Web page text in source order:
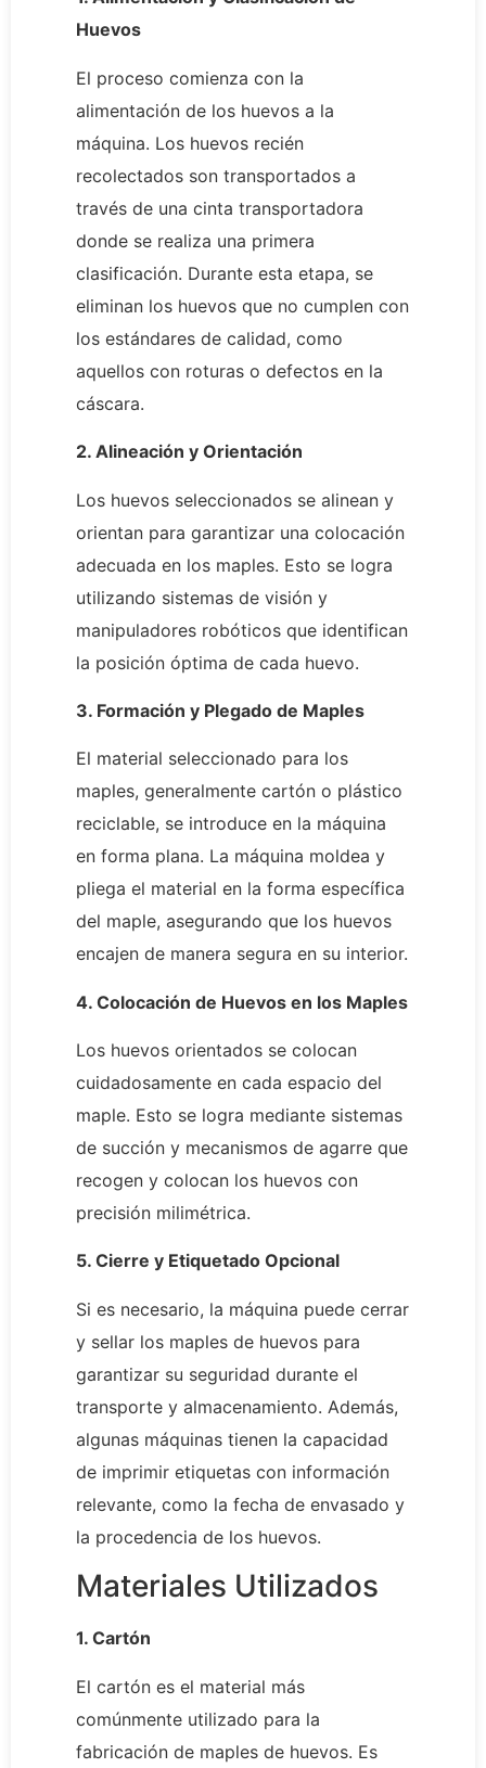
Huevos
El proceso comienza con la
alimentación de los huevos a la
máquina. Los huevos recién
recolectados son transportados a
través de una cinta transportadora
donde se realiza una primera
clasificación. Durante esta etapa, se
eliminan los huevos que no cumplen con
los estándares de calidad, como
aquellos con roturas o defectos en la
cáscara.
2. Alineación y Orientación
Los huevos seleccionados se alinean y
orientan para garantizar una colocación
adecuada en los maples. Esto se logra
utilizando sistemas de visión y
manipuladores robóticos que identifican
la posición óptima de cada huevo.
3. Formación y Plegado de Maples
El material seleccionado para los
maples, generalmente cartón o plástico
reciclable, se introduce en la máquina
en forma plana. La máquina moldea y
pliega el material en la forma específica
del maple, asegurando que los huevos
encajen de manera segura en su interior.
4. Colocación de Huevos en los Maples
Los huevos orientados se colocan
cuidadosamente en cada espacio del
maple. Esto se logra mediante sistemas
de succión y mecanismos de agarre que
recogen y colocan los huevos con
precisión milimétrica.
5. Cierre y Etiquetado Opcional
Si es necesario, la máquina puede cerrar
y sellar los maples de huevos para
garantizar su seguridad durante el
transporte y almacenamiento. Además,
algunas máquinas tienen la capacidad
de imprimir etiquetas con información
relevante, como la fecha de envasado y
la procedencia de los huevos.
Materiales Utilizados
1. Cartón
El cartón es el material más
comúnmente utilizado para la
fabricación de maples de huevos. Es